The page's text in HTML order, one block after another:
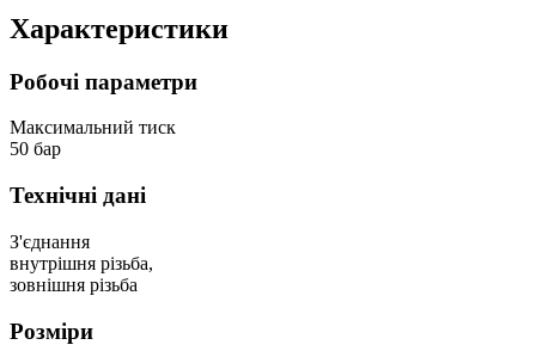
Характеристики
Робочі параметри
Максимальний тиск
50 бар
Технічні дані
З'єднання
внутрішня різьба,
зовнішня різьба
Розміри